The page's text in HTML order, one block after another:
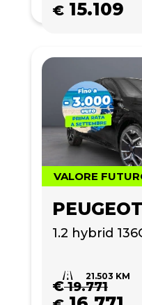
€ 15.109
VALORE
1.2 hybrid
21.503 KM
€19.771